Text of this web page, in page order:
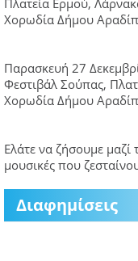
Πλατεία Ερμού,
Χορωδία Δήμου
Παρασκευή 27
Φεστιβάλ Σούπας,
Χορωδία Δήμου
Ελάτε να ζήσουμε
μουσικές που
Διαφημίσεις